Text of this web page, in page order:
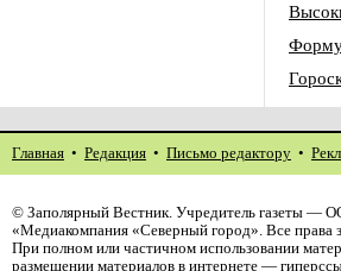
Главная • Редакция • Письмо редактору •
© Заполярный Вестник. Учредитель газеты —
«Медиакомпания «Северный город». Все
При полном или частичном использовании
размещении материалов в интернете —